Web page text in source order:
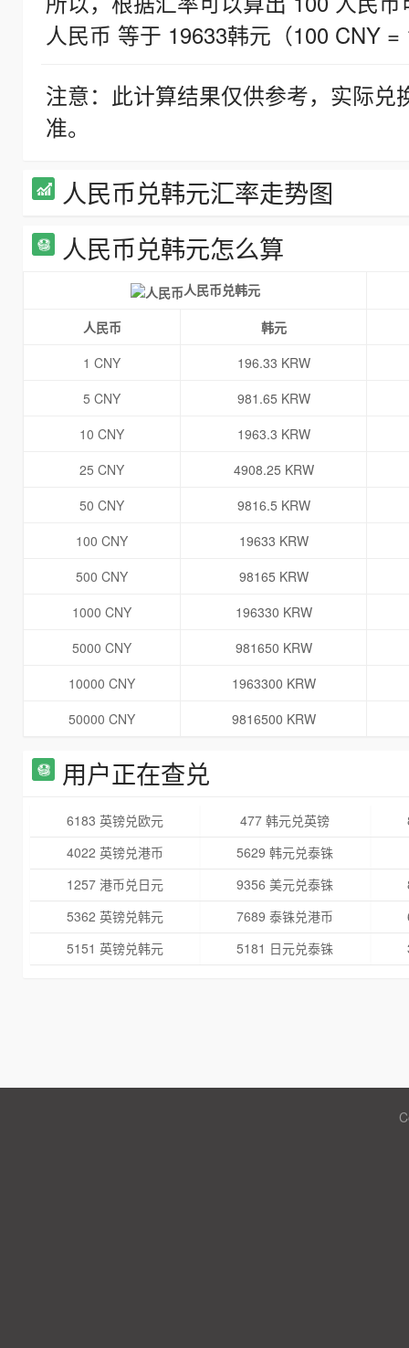
人民币 等于 19633韩元（100 CNY =
注意：此计算结果仅供参考，实际
准。
人民币兑韩元汇率走势图
人民币兑韩元怎么算
人民币兑韩元
人民币
韩元
1 CNY
196.33 KRW
5 CNY
981.65 KRW
10 CNY
1963.3 KRW
25 CNY
4908.25 KRW
50 CNY
9816.5 KRW
100 CNY
19633 KRW
500 CNY
98165 KRW
1000 CNY
196330 KRW
5000 CNY
981650 KRW
10000 CNY
1963300 KRW
50000 CNY
9816500 KRW
用户正在查兑
6183 英镑兑欧元 477 韩元兑英镑
4022 英镑兑港币
5629 韩元兑泰铢
1257 港币兑日元
9356 美元兑泰铢
5362 英镑兑韩元
7689 泰铢兑港币
5151 英镑兑韩元
5181 日元兑泰铢